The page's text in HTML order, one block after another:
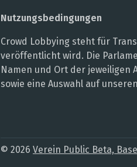
Nutzungsbedingungen
Crowd Lobbying steht für
veröffentlicht wird. Die
Namen und Ort der jeweiligen
sowie eine Auswahl auf
© 2026 Verein Public Beta,